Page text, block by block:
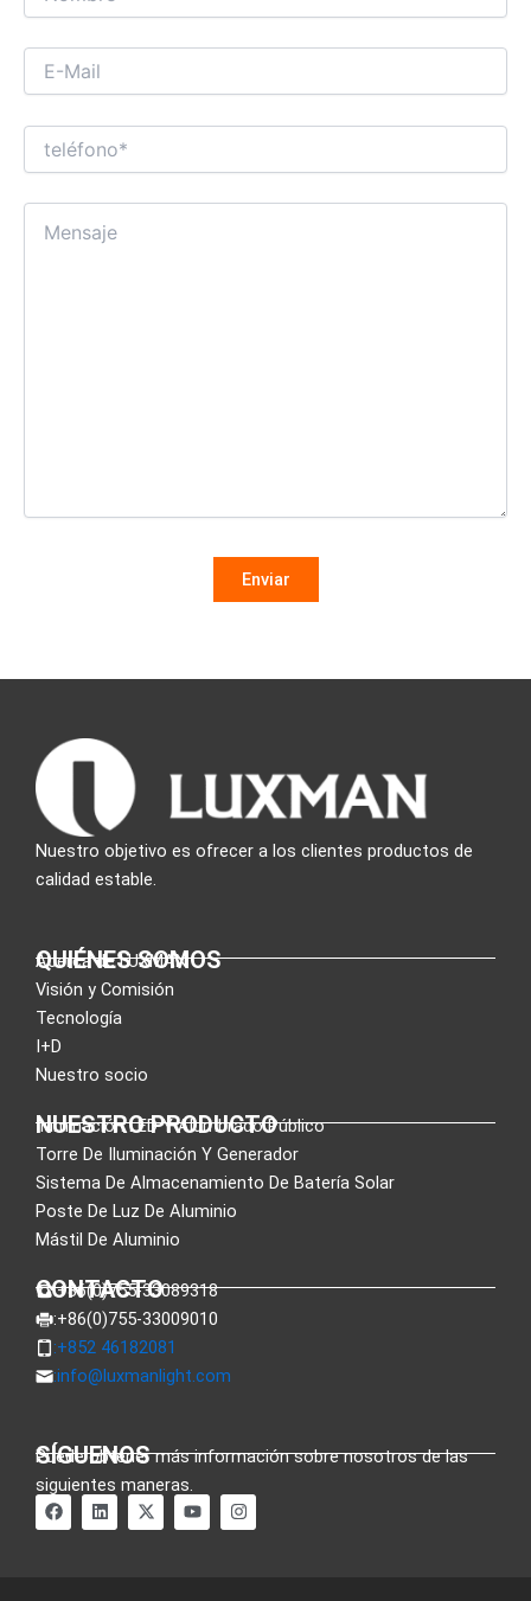
Nuestro objetivo es ofrecer a los clientes productos de
calidad estable.
QUIÉNES SOMOS
Acerca de LUXMAN
Visión y Comisión
Tecnología
I+D
Nuestro socio
NUESTRO PRODUCTO
Iluminación LED Y Alumbrado Público
Torre De Iluminación Y Generador
Sistema De Almacenamiento De Batería Solar
Poste De Luz De Aluminio
Mástil De Aluminio
CONTACTO
:+86(0)755-33089318
:+86(0)755-33009010
:+852 46182081
:info@luxmanlight.com
SÍGUENOS
Puede obtener más información sobre nosotros de las
siguientes maneras.
F
a
c
L
i
n
X
-
t
Y
o
u
I
n
s